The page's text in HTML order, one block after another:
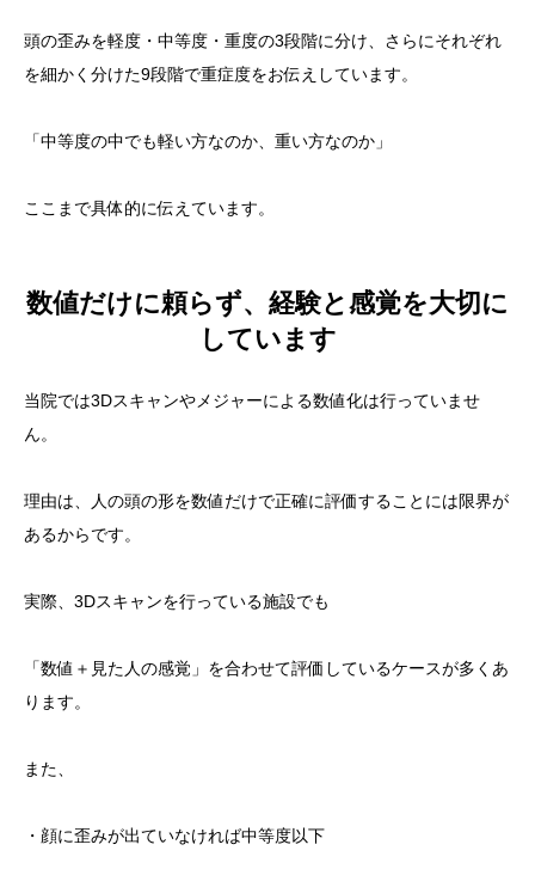
頭の歪みを軽度・中等度・重度の3段階に分け、さらにそれぞれ
を細かく分けた9段階で重症度をお伝えしています。
「中等度の中でも軽い方なのか、重い方なのか」
ここまで具体的に伝えています。
数値だけに頼らず、経験と感覚を大切に
しています
当院では3Dスキャンやメジャーによる数値化は行っていませ
ん。
理由は、人の頭の形を数値だけで正確に評価することには限界が
あるからです。
実際、3Dスキャンを行っている施設でも
「数値＋見た人の感覚」を合わせて評価しているケースが多くあ
ります。
また、
・顔に歪みが出ていなければ中等度以下